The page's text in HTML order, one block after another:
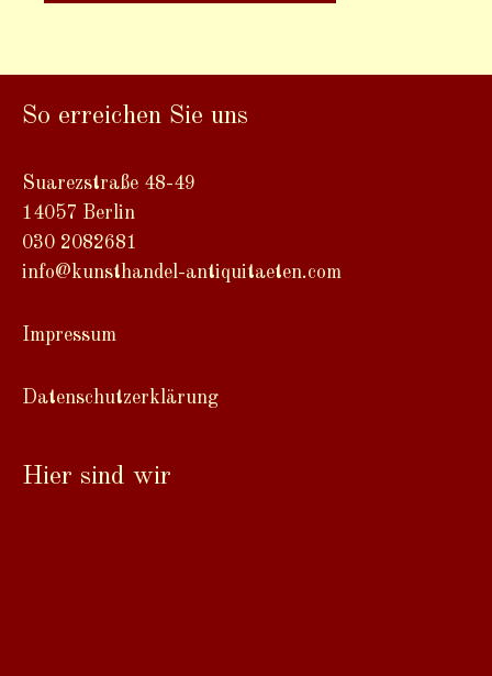
So erreichen Sie uns
Suarezstraße 48-49
14057 Berlin
030 2082681
info@kunsthandel-antiquitaeten.com
Impressum
Datenschutzerklärung
Hier sind wir